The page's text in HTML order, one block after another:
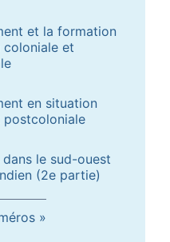
et la formation
et
en situation
le sud-ouest
(2e partie)